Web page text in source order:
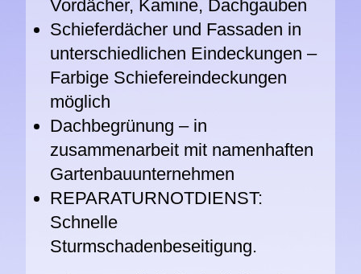
Vordächer, Kamine, Dachgauben
Schieferdächer und Fassaden in
unterschiedlichen Eindeckungen –
Farbige Schiefereindeckungen
möglich
Dachbegrünung – in
zusammenarbeit mit namenhaften
Gartenbauunternehmen
REPARATURNOTDIENST:
Schnelle
Sturmschadenbeseitigung.